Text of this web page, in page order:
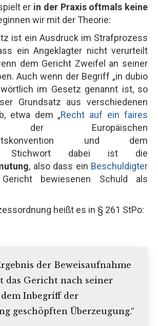
er in der Praxis oftmals keine
wir mit der Theorie:
ist ein Ausdruck im Strafprozess
ein Angeklagter nicht verurteilt
dem Gericht Zweifel an seiner
Auch wenn der Begriff „in dubio
im Gesetz genannt ist, so
Grundsatz aus verschiedenen
etwa dem „Recht auf ein faires
Europäischen
und dem
Stichwort dabei ist die
, also dass ein Beschuldigter
bewiesenen Schuld als
heißt es in § 261 StPo:
der Beweisaufnahme
das Gericht nach seiner
Inbegriff der
geschöpften Überzeugung.“